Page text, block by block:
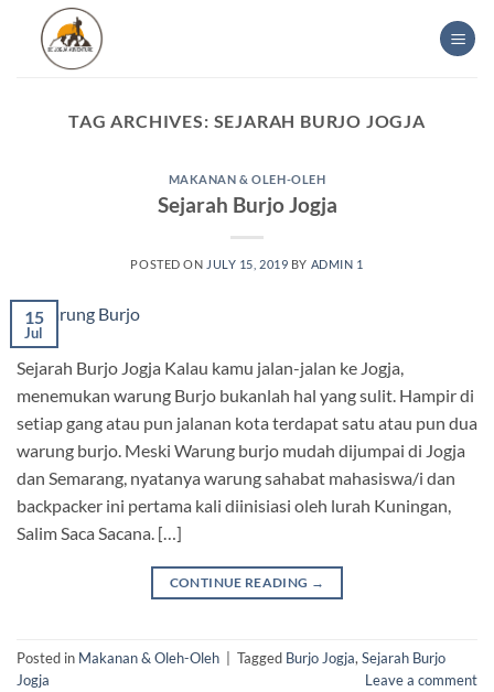
content
TAG ARCHIVES: SEJARAH BURJO JOGJA
MAKANAN & OLEH-OLEH
Sejarah Burjo Jogja
POSTED ON JULY 15, 2019 BY ADMIN 1
15
Jul
Sejarah Burjo Jogja Kalau kamu jalan-jalan ke Jogja,
menemukan warung Burjo bukanlah hal yang sulit. Hampir di
setiap gang atau pun jalanan kota terdapat satu atau pun dua
warung burjo. Meski Warung burjo mudah dijumpai di Jogja
dan Semarang, nyatanya warung sahabat mahasiswa/i dan
backpacker ini pertama kali diinisiasi oleh lurah Kuningan,
Salim Saca Sacana. […]
CONTINUE READING →
Posted in Makanan & Oleh-Oleh Tagged Burjo Jogja,Sejarah Burjo
Jogja
Leave a comment